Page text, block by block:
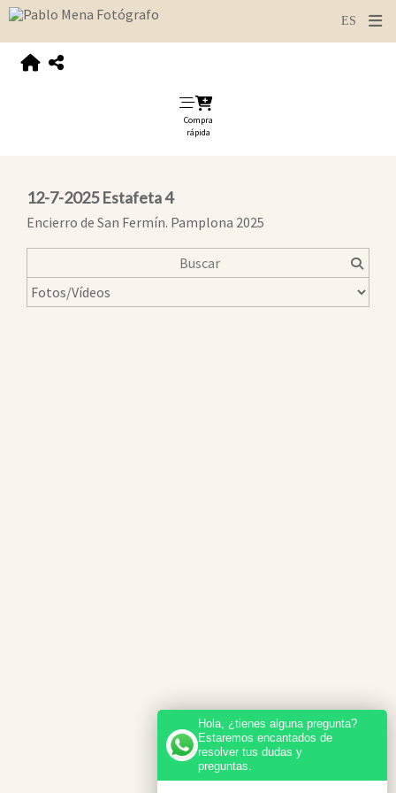
Compra
rápida
12-7-2025 Estafeta 4
Encierro de San Fermín. Pamplona 2025
Hola, ¿tienes alguna pregunta?
Estaremos encantados de
resolver tus dudas y
preguntas.